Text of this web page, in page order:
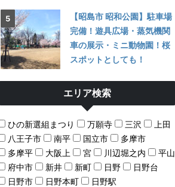
【昭島市 昭和公園】駐車場
完備！遊具広場・蒸気機関
車の展示・ミニ動物園！桜
スポットとしても！
エリア検索
ひの新選組まつり 万願寺 三沢
上田
八王子市
南平 国立市
多摩市
多摩平
大阪上 宮 川辺堀之内
平山
府中市
新井 新町 日野
日野台
日野市
日野本町
日野駅